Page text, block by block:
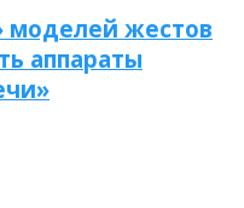
моделей жестов
аппараты